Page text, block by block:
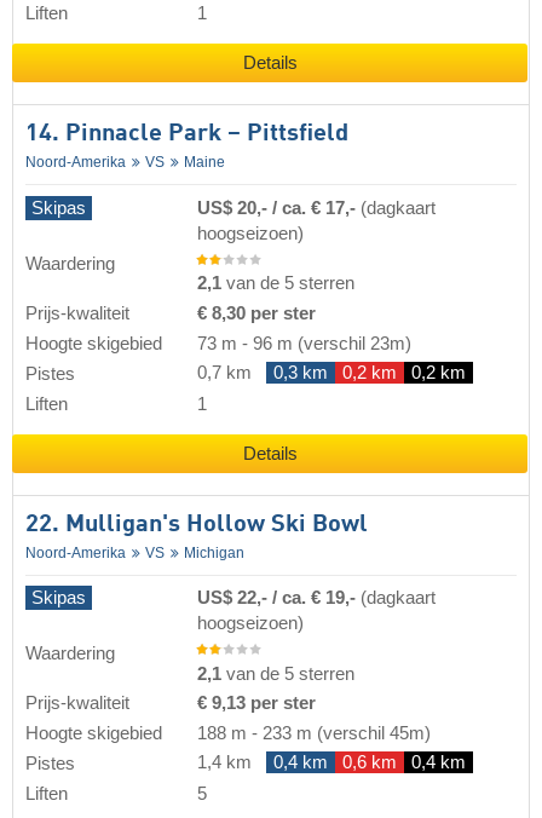
Liften 1
Details
14. Pinnacle Park – Pittsfield
Noord-Amerika VS Maine
Skipas US$ 20,- / ca. € 17,- (dagkaart
hoogseizoen)
Waardering
2,1 van de 5 sterren
Prijs-kwaliteit
€ 8,30 per ster
Hoogte skigebied
73 m - 96 m (verschil 23m)
Pistes
0,7 km 0,3 km 0,2 km
0,2 km
Liften
1
Details
22. Mulligan's Hollow Ski Bowl
Noord-Amerika VS Michigan
Skipas US$ 22,- / ca. € 19,- (dagkaart
hoogseizoen)
Waardering
2,1 van de 5 sterren
Prijs-kwaliteit
€ 9,13 per ster
Hoogte skigebied
188 m - 233 m (verschil 45m)
Pistes
1,4 km 0,4 km 0,6 km
0,4 km
Liften
5